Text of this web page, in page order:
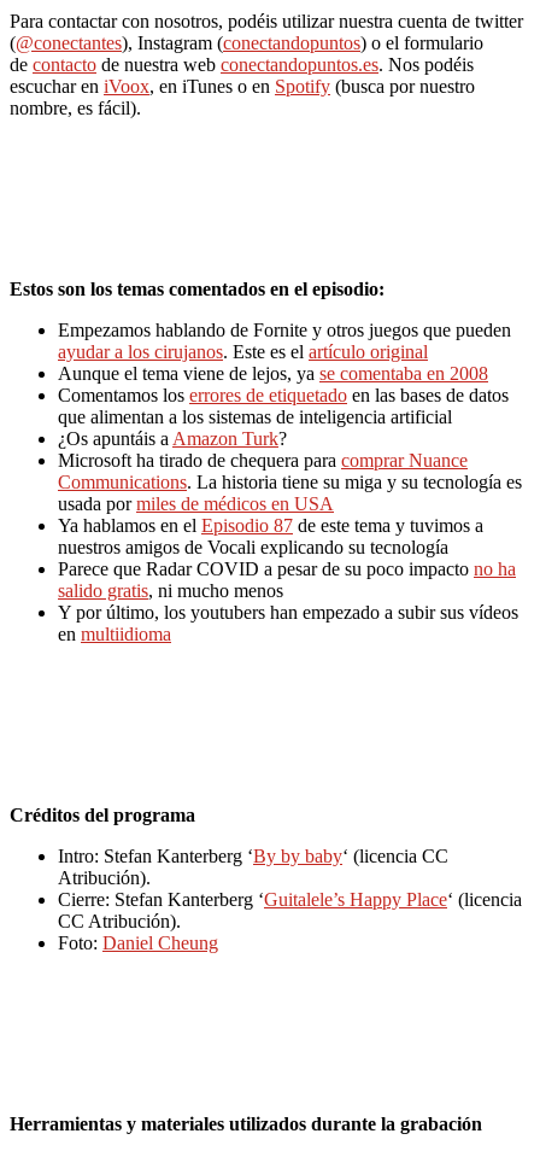
Para contactar con nosotros, podéis utilizar nuestra cuenta de twitter
(@conectantes), Instagram (conectandopuntos) o el formulario
de contacto de nuestra web conectandopuntos.es. Nos podéis
escuchar en iVoox, en iTunes o en Spotify (busca por nuestro
nombre, es fácil).
Estos son los temas comentados en el episodio:
Empezamos hablando de Fornite y otros juegos que pueden
ayudar a los cirujanos. Este es el artículo original
Aunque el tema viene de lejos, ya se comentaba en 2008
Comentamos los errores de etiquetado en las bases de datos
que alimentan a los sistemas de inteligencia artificial
¿Os apuntáis a Amazon Turk?
Microsoft ha tirado de chequera para comprar Nuance
Communications. La historia tiene su miga y su tecnología es
usada pormiles de médicos en USA
Ya hablamos en el Episodio 87 de este tema y tuvimos a
nuestros amigos de Vocali explicando su tecnología
Parece que Radar COVID a pesar de su poco impacto no ha
salido gratis, ni mucho menos
Y por último, los youtubers han empezado a subir sus vídeos
en multiidioma
Créditos del programa
Intro: Stefan Kanterberg ‘By by baby‘ (licencia CC
Atribución).
Cierre: Stefan Kanterberg ‘Guitalele’s Happy Place‘ (licencia
CC Atribución).
Foto: Daniel Cheung
Herramientas y materiales utilizados durante la grabación